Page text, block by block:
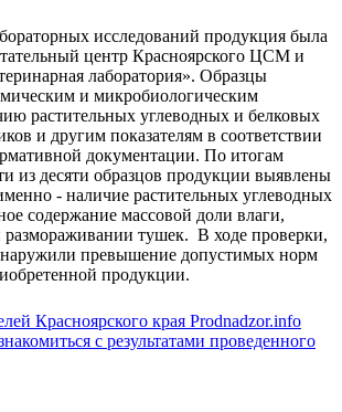
исследований продукция была
центр Красноярского ЦСМ и
лаборатория». Образцы
и микробиологическим
растительных углеводных и белковых
и другим показателям в соответствии
документации. По итогам
из десяти образцов продукции выявлены
- наличие растительных углеводных
содержание массовой доли влаги,
тушек. В ходе проверки,
превышение допустимых норм
продукции.
Красноярского края Prodnadzor.info
с результатами проведенного